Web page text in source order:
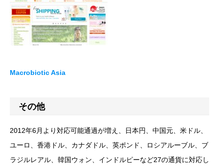
Macrobiotic Asia
その他
2012年6月より対応可能通過が増え、日本円、中国元、米ドル、
ユーロ、香港ドル、カナダドル、英ポンド、ロシアルーブル、ブ
ラジルレアル、韓国ウォン、インドルピーなど27の通貨に対応し